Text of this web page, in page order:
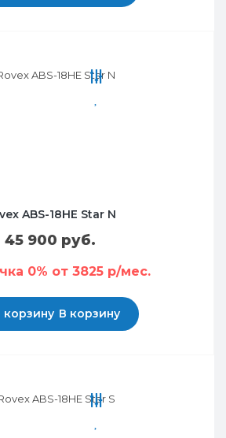
ABS-18HE Star N
45 900 руб.
0% от 3825 р/мес.
В корзину